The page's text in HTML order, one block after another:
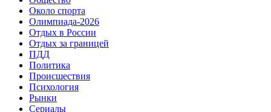
Около спорта
Олимпиада-2026
Отдых в России
Отдых за границей
ПДД
Политика
Происшествия
Психология
Рынки
Сериалы